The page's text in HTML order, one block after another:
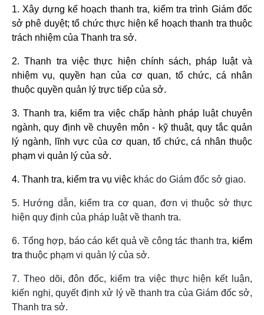
1. Xây dựng kế hoạch thanh tra, kiểm tra trình Giám đốc
sở phê duyệt; tổ chức thực hiện kế hoạch thanh tra thuộc
trách nhiệm của Thanh tra sở.
2. Thanh tra việc thực hiện chính sách, pháp luật và
nhiệm vụ, quyền hạn của cơ quan, tổ chức, cá nhân
thuộc quyền quản lý trực tiếp của sở.
3. Thanh tra, kiểm tra việc chấp hành pháp luật chuyên
ngành, quy định về chuyên môn - kỹ thuật, quy tắc quản
lý ngành, lĩnh vực của cơ quan, tổ chức, cá nhân thuộc
phạm vi quản lý của sở.
4. Thanh tra, kiểm tra vụ việc khác do Giám đốc sở giao.
5. Hướng dẫn, kiểm tra cơ quan, đơn vị thuộc sở thực
hiện quy định của pháp luật về thanh tra.
6. Tổng hợp, báo cáo kết quả về công tác thanh tra, kiểm
tra thuộc phạm vi quản lý của sở.
7. Theo dõi, đôn đốc, kiểm tra việc thực hiện kết luận,
kiến nghị, quyết định xử lý về thanh tra của Giám đốc sở,
Thanh tra sở.